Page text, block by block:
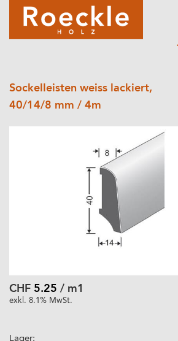
Sockelleisten weiss lackiert,
40/14/8 mm / 4m
CHF 5.25 / m1
exkl. 8.1% MwSt.
Lager: